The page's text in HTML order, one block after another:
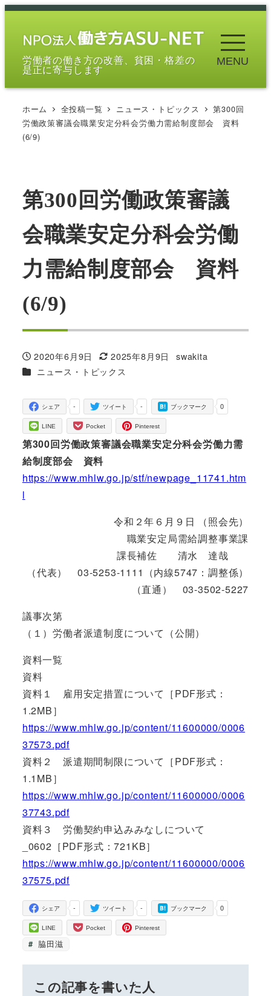
メ
労働者の働き方の改善、貧困・格差の
是正に寄与します
MENU
ホーム 全投稿一覧 ニュース・トピックス
第300回
労働政策審議会職業安定分科会労働力需給制度部会 資料
(6/9)
第300回労働政策審議
会職業安定分科会労働
力需給制度部会 資料
(6/9)
投稿日
2020年6月9日
更新日
2025年8月9日
著
swakita
カテゴリー
ニュース・トピックス
-
シェア -
ツイート 0
ブックマーク
LINE Pocket Pinterest
第300回労働政策審議会職業安定分科会労働力需
給制度部会 資料
https://www.mhlw.go.jp/stf/newpage_11741.htm
l
令和２年６月９日 （照会先）
職業安定局需給調整事業課
課長補佐 清水 達哉
（代表） 03-5253-1111（内線5747：調整係）
（直通） 03-3502-5227
議事次第
（１）労働者派遣制度について（公開）
資料一覧
資料
資料１ 雇用安定措置について［PDF形式：
1.2MB］
https://www.mhlw.go.jp/content/11600000/0006
37573.pdf
資料２ 派遣期間制限について［PDF形式：
1.1MB］
https://www.mhlw.go.jp/content/11600000/0006
37743.pdf
資料３ 労働契約申込みみなしについて
_0602［PDF形式：721KB］
https://www.mhlw.go.jp/content/11600000/0006
37575.pdf
-
シェア -
ツイート 0
ブックマーク
LINE Pocket Pinterest
脇田滋
この記事を書いた人